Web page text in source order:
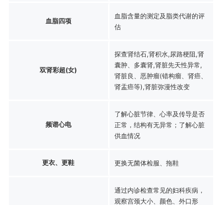
血脂四项
血脂含量的测定及脂类代谢的评
估
双肾彩超(女)
探查肾结石,肾积水,尿路梗阻,肾
囊肿、多囊肾,肾脏先天性异常,
肾脏良、恶肿瘤(错构瘤、肾癌、
肾盂癌等),肾脏弥漫性改变
频谱心电
了解心脏节律、心率及传导是否
正常，结构有无异常；了解心脏
供血情况
更衣、更鞋 更换无菌体检服、拖鞋
通过内诊检查常见的妇科疾病，
观察宫颈大小、颜色、外口形